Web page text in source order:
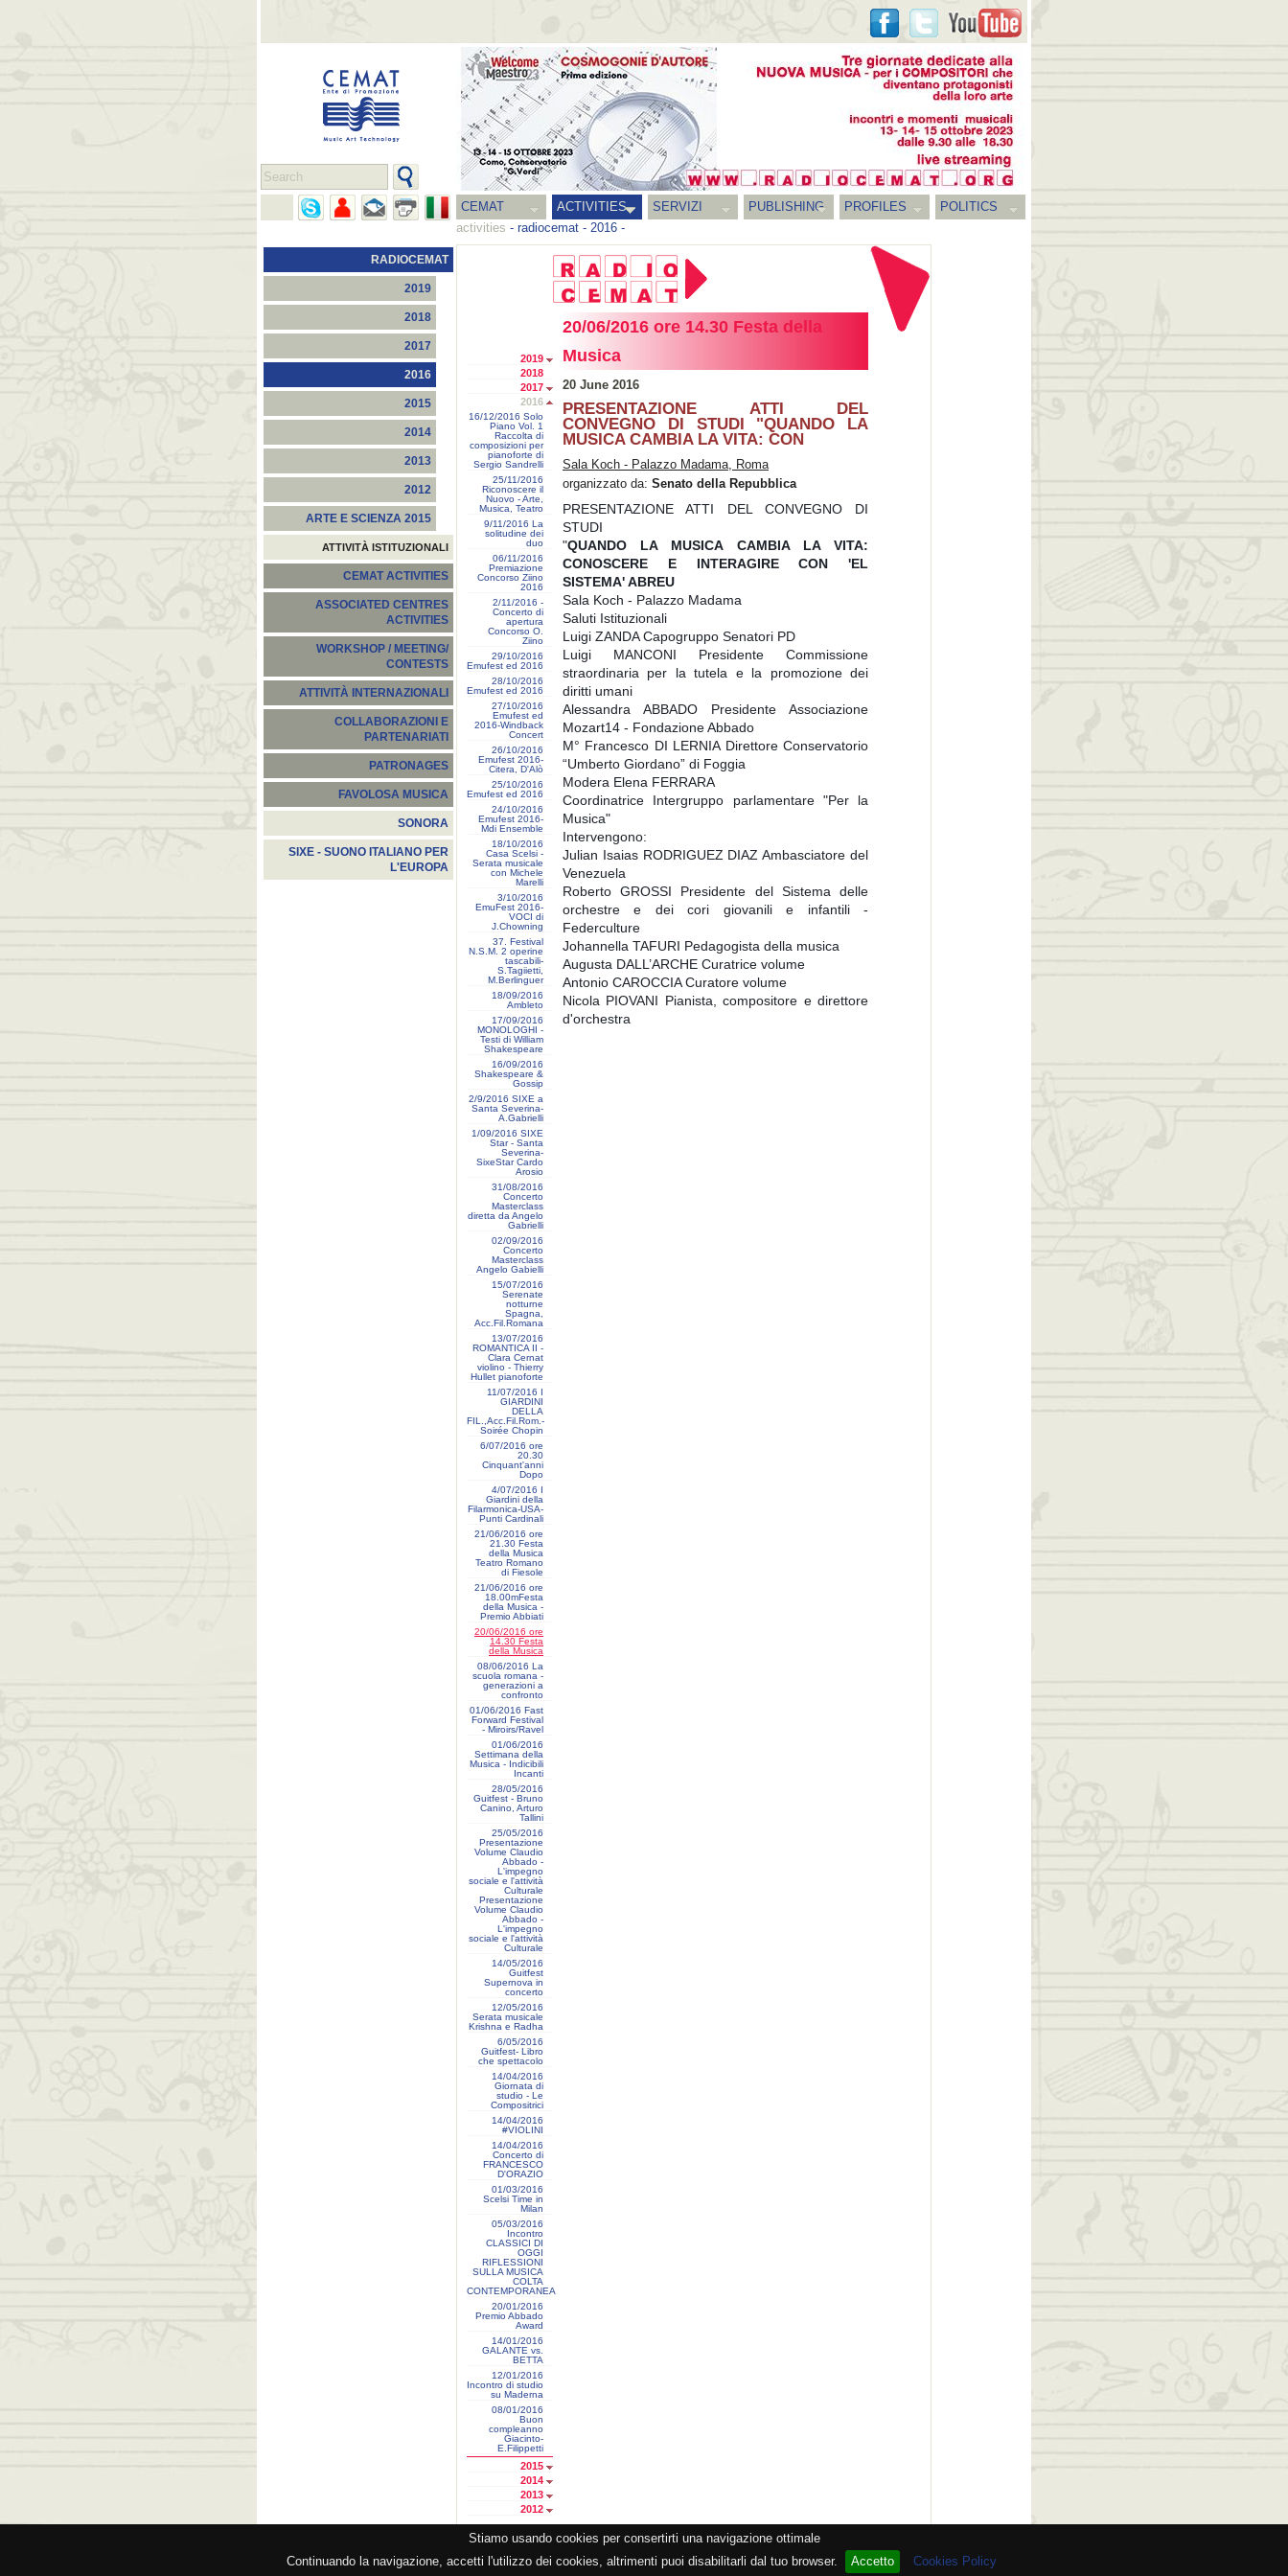
Stiamo usando cookies per consertirti una navigazione ottimale
Continuando la navigazione, accetti l'utilizzo dei cookies, altrimenti puoi disabilitarli dal tuo browser.
Accetto Cookies Policy
CEMAT ACTIVITIES SERVIZI PUBLISHING PROFILES
POLITICS
activities - radiocemat - 2016 -
RADIOCEMAT
2019
2018
2017
2016
2015
2014
2013
2012
ARTE E SCIENZA 2015
ATTIVITÀ ISTITUZIONALI
CEMAT ACTIVITIES
ASSOCIATED CENTRES
ACTIVITIES
WORKSHOP / MEETING/
CONTESTS
ATTIVITÀ INTERNAZIONALI
COLLABORAZIONI E
PARTENARIATI
PATRONAGES
FAVOLOSA MUSICA
SONORA
SIXE - SUONO ITALIANO PER
L'EUROPA
2019
2018
2017
2016
16/12/2016 Solo
Piano Vol. 1
Raccolta di
composizioni per
pianoforte di
Sergio Sandrelli
25/11/2016
Riconoscere il
Nuovo - Arte,
Musica, Teatro
9/11/2016 La
solitudine dei
duo
06/11/2016
Premiazione
Concorso Ziino
2016
2/11/2016 -
Concerto di
apertura
Concorso O.
Ziino
29/10/2016
Emufest ed 2016
28/10/2016
Emufest ed 2016
27/10/2016
Emufest ed
2016-Windback
Concert
26/10/2016
Emufest 2016-
Citera, D'Alò
25/10/2016
Emufest ed 2016
24/10/2016
Emufest 2016-
Mdi Ensemble
18/10/2016
Casa Scelsi -
Serata musicale
con Michele
Marelli
3/10/2016
EmuFest 2016-
VOCI di
J.Chowning
37. Festival
N.S.M. 2 operine
tascabili-
S.Tagiietti,
M.Berlinguer
18/09/2016
Ambleto
17/09/2016
MONOLOGHI -
Testi di William
Shakespeare
16/09/2016
Shakespeare &
Gossip
2/9/2016 SIXE a
Santa Severina-
A.Gabrielli
1/09/2016 SIXE
Star - Santa
Severina-
SixeStar Cardo
Arosio
31/08/2016
Concerto
Masterclass
diretta da Angelo
Gabrielli
02/09/2016
Concerto
Masterclass
Angelo Gabielli
15/07/2016
Serenate
notturne
Spagna,
Acc.Fil.Romana
13/07/2016
ROMANTICA II -
Clara Cernat
violino - Thierry
Hullet pianoforte
11/07/2016 I
GIARDINI
DELLA
FIL.,Acc.Fil.Rom.-
Soirée Chopin
6/07/2016 ore
20.30
Cinquant'anni
Dopo
4/07/2016 I
Giardini della
Filarmonica-USA-
Punti Cardinali
21/06/2016 ore
21.30 Festa
della Musica
Teatro Romano
di Fiesole
21/06/2016 ore
18.00mFesta
della Musica -
Premio Abbiati
20/06/2016 ore
14.30 Festa
della Musica
08/06/2016 La
scuola romana -
generazioni a
confronto
01/06/2016 Fast
Forward Festival
- Miroirs/Ravel
01/06/2016
Settimana della
Musica - Indicibili
Incanti
28/05/2016
Guitfest - Bruno
Canino, Arturo
Tallini
25/05/2016
Presentazione
Volume Claudio
Abbado -
L'impegno
sociale e l'attività
Culturale
Presentazione
Volume Claudio
Abbado -
L'impegno
sociale e l'attività
Culturale
14/05/2016
Guitfest
Supernova in
concerto
12/05/2016
Serata musicale
Krishna e Radha
6/05/2016
Guitfest- Libro
che spettacolo
14/04/2016
Giornata di
studio - Le
Compositrici
14/04/2016
#VIOLINI
14/04/2016
Concerto di
FRANCESCO
D'ORAZIO
01/03/2016
Scelsi Time in
Milan
05/03/2016
Incontro
CLASSICI DI
OGGI
RIFLESSIONI
SULLA MUSICA
COLTA
CONTEMPORANEA
20/01/2016
Premio Abbado
Award
14/01/2016
GALANTE vs.
BETTA
12/01/2016
Incontro di studio
su Maderna
08/01/2016
Buon
compleanno
Giacinto-
E.Filippetti
2015
2014
2013
2012
20/06/2016 ore 14.30 Festa della
Musica
20 June 2016
PRESENTAZIONE ATTI DEL
CONVEGNO DI STUDI "QUANDO LA
MUSICA CAMBIA LA VITA: CON
Sala Koch - Palazzo Madama, Roma
organizzato da: Senato della Repubblica
PRESENTAZIONE ATTI DEL CONVEGNO DI
STUDI
"QUANDO LA MUSICA CAMBIA LA VITA:
CONOSCERE E INTERAGIRE CON 'EL
SISTEMA' ABREU
Sala Koch - Palazzo Madama
Saluti Istituzionali
Luigi ZANDA Capogruppo Senatori PD
Luigi MANCONI Presidente Commissione
straordinaria per la tutela e la promozione dei
diritti umani
Alessandra ABBADO Presidente Associazione
Mozart14 - Fondazione Abbado
M° Francesco DI LERNIA Direttore Conservatorio
“Umberto Giordano” di Foggia
Modera Elena FERRARA
Coordinatrice Intergruppo parlamentare "Per la
Musica"
Intervengono:
Julian Isaias RODRIGUEZ DIAZ Ambasciatore del
Venezuela
Roberto GROSSI Presidente del Sistema delle
orchestre e dei cori giovanili e infantili -
Federculture
Johannella TAFURI Pedagogista della musica
Augusta DALL’ARCHE Curatrice volume
Antonio CAROCCIA Curatore volume
Nicola PIOVANI Pianista, compositore e direttore
d'orchestra
- PI 05362381005 - Lic. SIAE 2552/1/2523 - Visitor # 93.928.147